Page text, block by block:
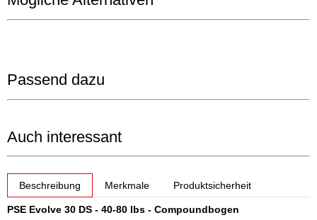
Passend dazu
Auch interessant
Beschreibung Merkmale Produktsicherheit
PSE Evolve 30 DS - 40-80 lbs - Compoundbogen